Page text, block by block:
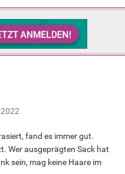
fand es immer gut.
Wer ausgeprägten Sack hat
sein, mag keine Haare im